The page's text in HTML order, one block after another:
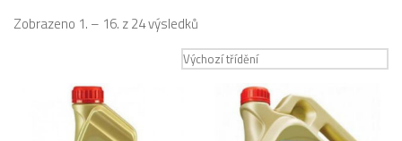
Zobrazeno 1. – 16. z 24 výsledků